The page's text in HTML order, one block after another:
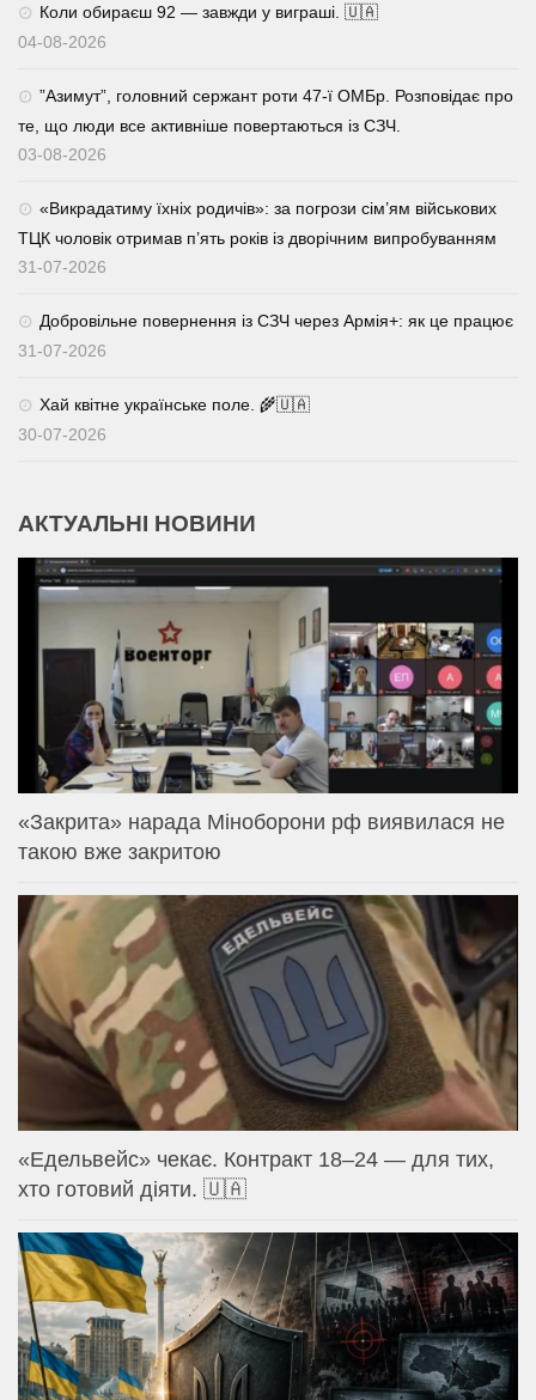
Коли обираєш 92 — завжди у виграші. 🇺🇦
04-08-2026
⁨”Азимут”, головний сержант роти 47-ї ОМБр. Розповідає про
те, що люди все активніше повертаються із СЗЧ.
03-08-2026
«Викрадатиму їхніх родичів»: за погрози сім’ям військових
ТЦК чоловік отримав п’ять років із дворічним випробуванням
31-07-2026
Добровільне повернення із СЗЧ через Армія+: як це працює
31-07-2026
Хай квітне українське поле. 🌾🇺🇦
30-07-2026
АКТУАЛЬНІ НОВИНИ
«Закрита» нарада Міноборони рф виявилася не
такою вже закритою
«Едельвейс» чекає. Контракт 18–24 — для тих,
хто готовий діяти. 🇺🇦